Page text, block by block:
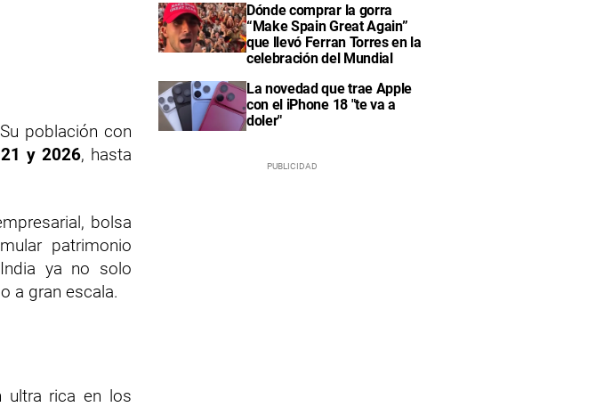
población con
y 2026, hasta
bolsa
patrimonio
ya no solo
a gran escala.
ultra rica en los
Dónde comprar la gorra
“Make Spain Great Again”
que llevó Ferran Torres en la
celebración del Mundial
La novedad que trae Apple
con el iPhone 18 "te va a
doler"